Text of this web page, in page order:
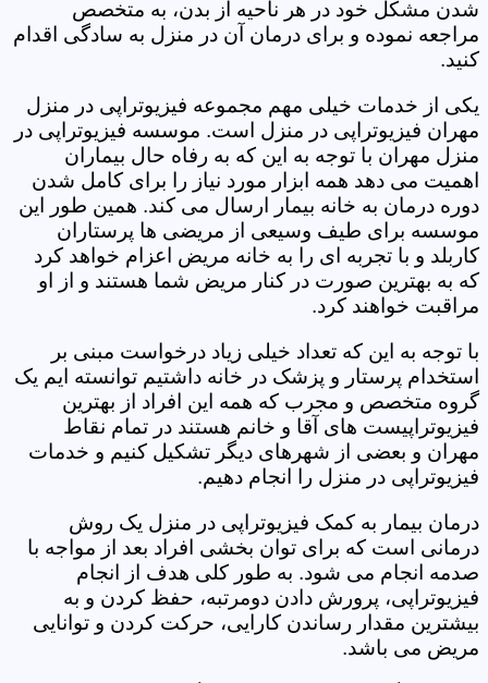
شدن مشکل خود در هر ناحیه از بدن، به متخصص
مراجعه نموده و برای درمان آن در منزل به سادگی اقدام
کنید.
یکی از خدمات خیلی مهم مجموعه فیزیوتراپی در منزل
مهران فیزیوتراپی در منزل است. موسسه فیزیوتراپی در
منزل مهران با توجه به این که به رفاه حال بیماران
اهمیت می دهد همه ابزار مورد نیاز را برای کامل شدن
دوره درمان به خانه بیمار ارسال می کند. همین طور این
موسسه برای طیف وسیعی از مریضی ها پرستاران
کاربلد و با تجربه ای را به خانه مریض اعزام خواهد کرد
که به بهترین صورت در کنار مریض شما هستند و از او
مراقبت خواهند کرد.
با توجه به این که تعداد خیلی زیاد درخواست مبنی بر
استخدام پرستار و پزشک در خانه داشتیم توانسته ایم یک
گروه متخصص و مجرب که همه این افراد از بهترین
فیزیوتراپیست های آقا و خانم هستند در تمام نقاط
مهران و بعضی از شهرهای دیگر تشکیل کنیم و خدمات
فیزیوتراپی در منزل را انجام دهیم.
درمان بیمار به کمک فیزیوتراپی در منزل یک روش
درمانی است که برای توان بخشی افراد بعد از مواجه با
صدمه انجام می شود. به طور کلی هدف از انجام
فیزیوتراپی، پرورش دادن دومرتبه، حفظ کردن و به
بیشترین مقدار رساندن کارایی، حرکت کردن و توانایی
مریض می باشد.